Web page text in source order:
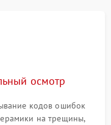
осмотр
кодов ошибок
на трещины,